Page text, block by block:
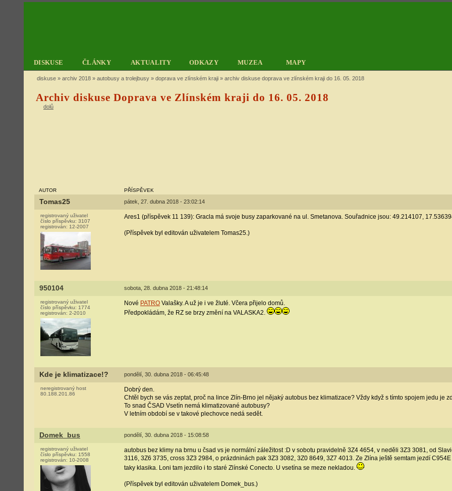
DISKUSE ČLÁNKY AKTUALITY ODKAZY MUZEA MAPY
diskuse » archiv 2018 » autobusy a trolejbusy » doprava ve zlínském kraji » archiv diskuse doprava ve zlínském kraji do 16. 05. 2018
Archiv diskuse Doprava ve Zlínském kraji do 16. 05. 2018
dolů
AUTOR PŘÍSPĚVEK
Tomas25 pátek, 27. dubna 2018 - 23:02:14
registrovaný uživatel
číslo příspěvku: 3107
registrován: 12-2007
Ares1 (příspěvek 11 139): Gracla má svoje busy zaparkované na ul. Smetanova. Souřadnice jsou: 49.214107,
(Příspěvek byl editován uživatelem Tomas25.)
950104 sobota, 28. dubna 2018 - 21:48:14
registrovaný uživatel
číslo příspěvku: 1774
registrován: 2-2010
Nové PATRO Valašky. A už je i ve žluté. Včera přijelo domů.
Předpokládám, že RZ se brzy změní na VALASKA2.
Kde je klimatizace!? pondělí, 30. dubna 2018 - 06:45:48
neregistrovaný host
80.188.201.86
Dobrý den.
Chtěl bych se vás zeptat, proč na lince Zlín-Brno jel nějaký autobus bez klimatizace? Vždy když s tímto spojem jedu je
To snad ČSAD Vsetín nemá klimatizované autobusy?
V letním období se v takové plechovce nedá sedět.
Domek_bus pondělí, 30. dubna 2018 - 15:08:58
registrovaný uživatel
číslo příspěvku: 1558
registrován: 10-2008
autobus bez klimy na brnu u čsad vs je normální záležitost :D v sobotu pravidelně 3Z4 4654, v neděli 3Z3 3081, od
3116, 3Z6 3735, cross 3Z3 2984, o prázdninách pak 3Z3 3082, 3Z0 8649, 3Z7 4013. Ze Zlína ještě semtam jezdí
taky klasika. Loni tam jezdilo i to staré Zlínské Conecto. U vsetína se meze nekladou.
(Příspěvek byl editován uživatelem Domek_bus.)